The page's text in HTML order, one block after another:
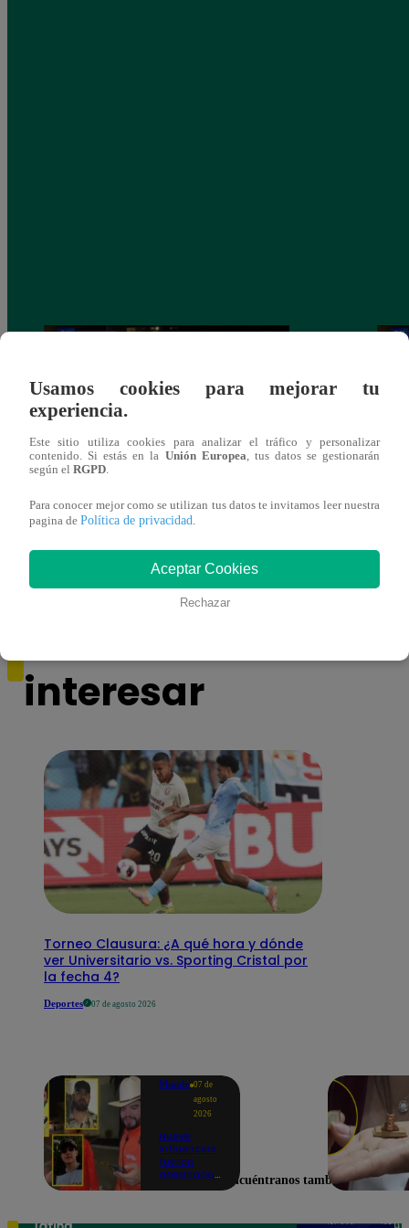
Sofía Franco ocasiona triple choque en
estado de ebriedad
interesar
Torneo Clausura: ¿A qué hora y dónde
ver Universitario vs. Sporting Cristal por
la fecha 4?
Deportes 07 de agosto 2026
Mundo 07 de
agosto
2026
Nueve
influencers
fueron
asesinados
Usamos cookies para mejorar tu
experiencia.
Este sitio utiliza cookies para analizar el tráfico y personalizar
contenido. Si estás en la Unión Europea , tus datos se gestionarán
según el RGPD
Para conocer mejor como se utilizan tus datos te invitamos leer nuestra
pagina de Política de privacidad
Aceptar Cookies
Rechazar
Encuéntranos también en